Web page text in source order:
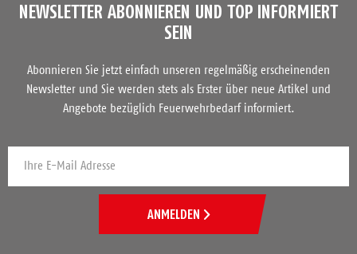
NEWSLETTER ABONNIEREN UND TOP INFORMIERT
SEIN
Abonnieren Sie jetzt einfach unseren regelmäßig erscheinenden
Newsletter und Sie werden stets als Erster über neue Artikel und
Angebote bezüglich Feuerwehrbedarf informiert.
ANMELDEN